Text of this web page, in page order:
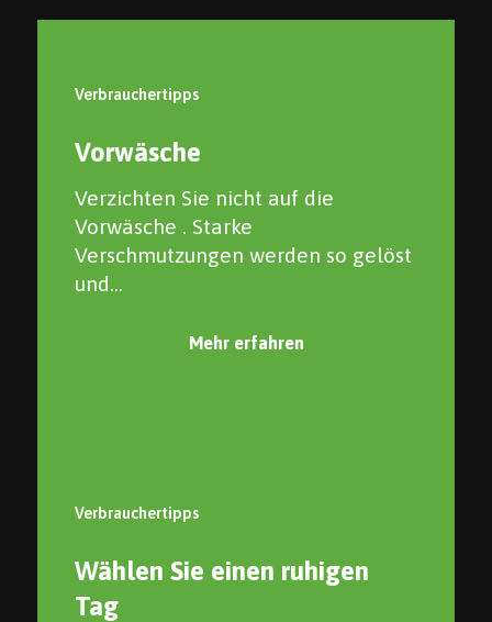
Verbrauchertipps
Vorwäsche
Verzichten Sie nicht auf die
Vorwäsche . Starke
Verschmutzungen werden so gelöst
und...
Mehr erfahren
Verbrauchertipps
Wählen Sie einen ruhigen
Tag